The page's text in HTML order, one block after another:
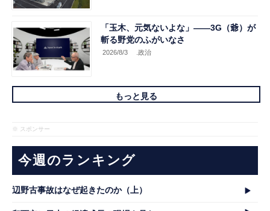
「玉木、元気ないよな」――3G（爺）が
斬る野党のふがいなさ
2026/8/3 .政治
もっと見る
※ スポンサー
今週のランキング
辺野古事故はなぜ起きたのか（上）